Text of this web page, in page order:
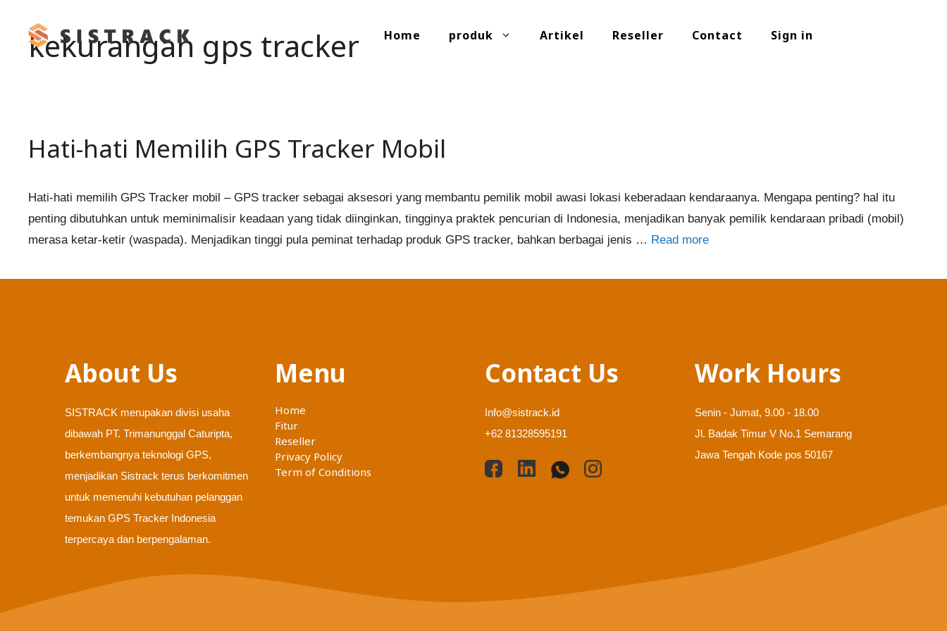
content
Home produk Artikel Reseller Contact Sign in
kekurangan gps tracker
Hati-hati Memilih GPS Tracker Mobil
Hati-hati memilih GPS Tracker mobil – GPS tracker sebagai aksesori yang membantu pemilik mobil awasi lokasi keberadaan kendaraanya. Mengapa penting? hal itu
penting dibutuhkan untuk meminimalisir keadaan yang tidak diinginkan, tingginya praktek pencurian di Indonesia, menjadikan banyak pemilik kendaraan pribadi (mobil)
merasa ketar-ketir (waspada). Menjadikan tinggi pula peminat terhadap produk GPS tracker, bahkan berbagai jenis … Read more
About Us
SISTRACK merupakan divisi usaha
dibawah PT. Trimanunggal Caturipta,
berkembangnya teknologi GPS,
menjadikan Sistrack terus berkomitmen
untuk memenuhi kebutuhan pelanggan
temukan GPS Tracker Indonesia
terpercaya dan berpengalaman.
Menu
Home
Fitur
Reseller
Privacy Policy
Term of Conditions
Contact Us
Info@sistrack.id
+62 81328595191
Work Hours
Senin - Jumat, 9.00 - 18.00
Jl. Badak Timur V No.1 Semarang
Jawa Tengah Kode pos 50167